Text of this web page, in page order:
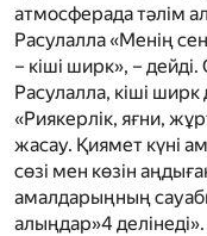
атмосферада тәлім
Расулалла «Менің
– кіші ширк», –
Расулалла, кіші
«Риякерлік, яғни,
жасау. Қиямет күні
сөзі мен көзін
амалдарыңның
алыңдар»4 делінеді».